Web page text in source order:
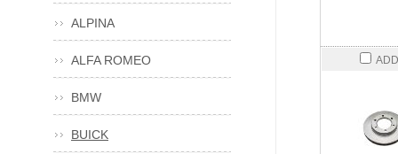
ALPINA
ALFA ROMEO
BMW
BUICK